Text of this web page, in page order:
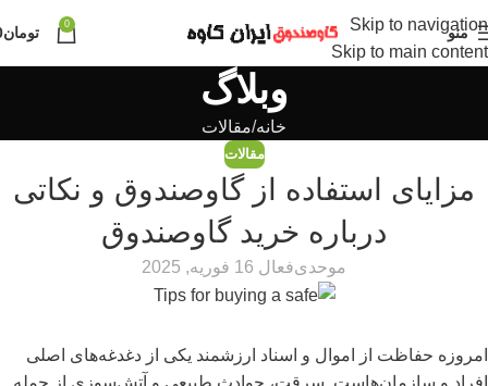
Skip to navigation
Skip to main content
منو 0 تومان
وبلاگ
خانه مقالات
مقالات
مزایای استفاده از گاوصندوق و نکاتی
درباره خرید گاوصندوق
موحدیفعال 16 فوریه, 2025
امروزه حفاظت از اموال و اسناد ارزشمند یکی از دغدغه‌های اصلی
افراد و سازمان‌هاست. سرقت، حوادث طبیعی و آتش‌سوزی از جمله